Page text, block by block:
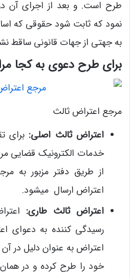
طرح است. و بعد از اجرای آن
نمود که ثابت ‌شود حقوقی که
به جهتی از جهات قانونی ساقط
برای طرح دعوی به کجا
مرجع اعتراض ثالث
اعتراض ثالث اصلی: برای
خدمات الکترونیک قضایی
از طریق دفتر مزبور به
اعتراض ارسال میشود.
اعتراض ثالث طاری:
رسیدگی کننده به دعوای
اعتراض به عنوان دلیل در
خود را طرح کرده و در